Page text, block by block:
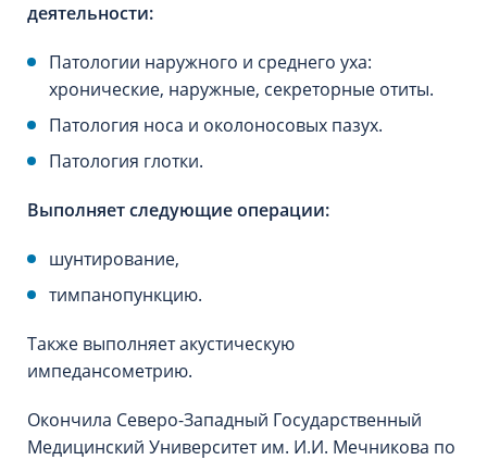
деятельности:
Патологии наружного и среднего уха:
хронические, наружные, секреторные отиты.
Патология носа и околоносовых пазух.
Патология глотки.
Выполняет следующие операции:
шунтирование,
тимпанопункцию.
Также выполняет акустическую
импедансометрию.
Окончила Северо-Западный Государственный
Медицинский Университет им. И.И. Мечникова по